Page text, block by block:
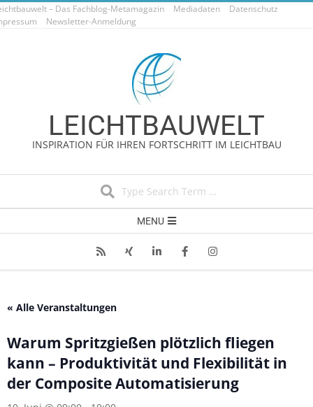
Skip
to
– Das Fachblog-Metamagazin Mediadaten
Datenschutz
Newsletter-Anmeldung
LEICHTBAUWELT
INSPIRATION FÜR IHREN FORTSCHRITT IM LEICHTBAU
Navigation
MENU
« Alle Veranstaltungen
Warum Spritzgießen plötzlich fliegen
kann – Produktivität und Flexibilität in
der Composite Automatisierung